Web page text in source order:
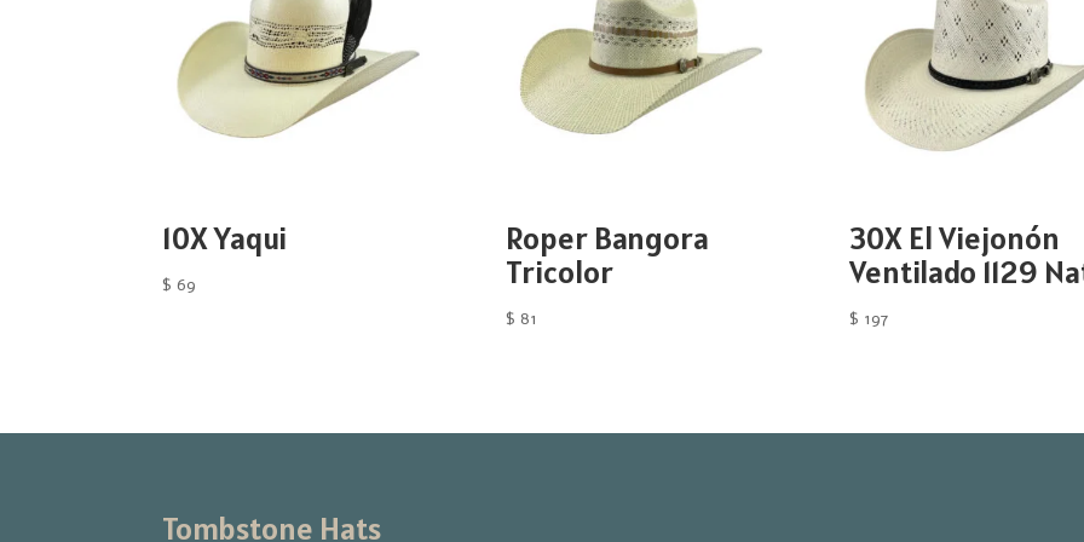
10X Yaqui
$ 69
Roper Bangora
Tricolor
$ 81
30X El Viejonón
Ventilado 1129
$ 197
Tombstone Hats